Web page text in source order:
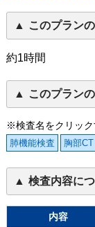
このプラン
約1時間
このプラン
※検査名をクリッ
肺機能検査 胸部CT
検査内容に
内容